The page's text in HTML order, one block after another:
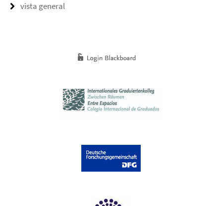
vista general